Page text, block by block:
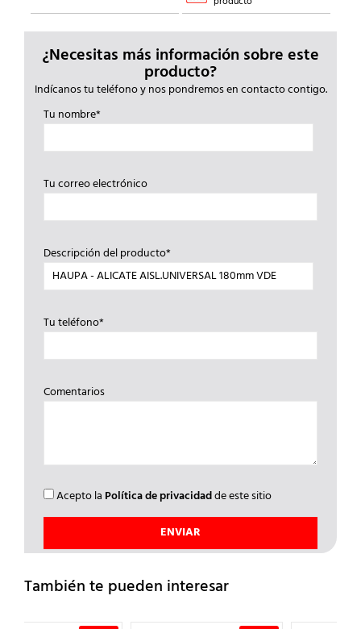
¿Necesitas más información sobre este
producto?
Indícanos tu teléfono y nos pondremos en contacto contigo.
Tu nombre*
Tu correo electrónico
Descripción del producto*
Tu teléfono*
Comentarios
Acepto la Política de privacidadde este sitio
También te pueden interesar